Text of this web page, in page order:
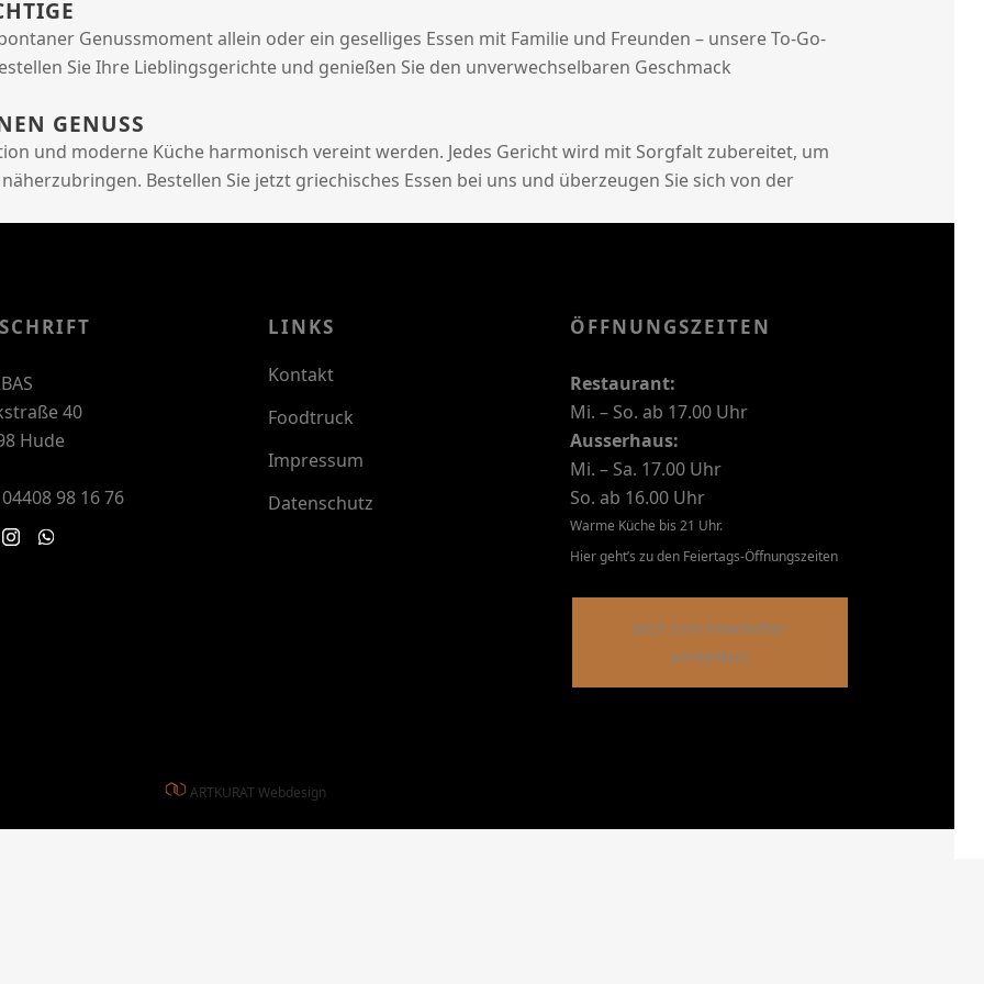
Genussmoment allein oder ein geselliges Essen mit Familie und Freunden – unsere To-Go-
Sie Ihre Lieblingsgerichte und genießen Sie den unverwechselbaren Geschmack
GENUSS
und moderne Küche harmonisch vereint werden. Jedes Gericht wird mit Sorgfalt zubereitet, um
Bestellen Sie jetzt griechisches Essen bei uns und überzeugen Sie sich von der
40
Hude
98 16 76
LINKS
Kontakt
Foodtruck
Impressum
Datenschutz
ÖFFNUNGSZEITEN
Restaurant:
Mi. – So. ab 17.00 Uhr
Ausserhaus:
Mi. – Sa. 17.00 Uhr
So. ab 16.00 Uhr
Warme Küche bis 21 Uhr.
Hier geht’s zu den Feiertags-Öffnungszeiten
Jetzt zum Newsletter
anmelden!
ARTKURAT Webdesign